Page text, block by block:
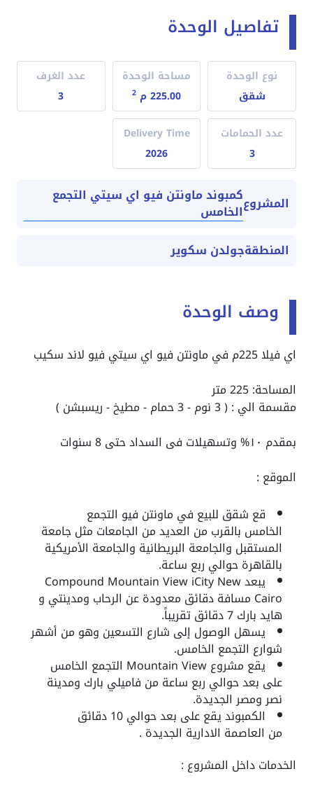
تفاصيل الوحدة
نوع الوحدة
شقق
مساحة الوحدة
225.00 م
2
عدد الغرف
3
عدد الحمامات
3
Delivery Time
2026
المشروعكمبوند ماونتن فيو اي سيتي التجمع
الخامس
المنطقةجولدن سكوير
وصف الوحدة
اي فيلا 225م في ماونتن فيو اي سيتي فيو لاند سكيب
المساحة: 225 متر
مقسمة الي : ( 3 نوم - 3 حمام - مطيخ - ريسبشن )
بمقدم ١٠% وتسهيلات فى السداد حتى 8 سنوات
الموقع :
قع شقق للبيع في ماونتن فيو التجمع
الخامس بالقرب من العديد من الجامعات مثل جامعة
المستقبل والجامعة البريطانية والجامعة الأمريكية
بالقاهرة حوالي ربع ساعة.
يبعد Compound Mountain View iCity New
Cairo مسافة دقائق معدودة عن الرحاب ومدينتي و
هايد بارك 7 دقائق تقريباً.
يسهل الوصول إلى شارع التسعين وهو من أشهر
شوارع التجمع الخامس.
يقع مشروع Mountain View التجمع الخامس
على بعد حوالي ربع ساعة من فاميلي بارك ومدينة
نصر ومصر الجديدة.
الكمبوند يقع على بعد حوالي 10 دقائق
من العاصمة الادارية الجديدة .
الخدمات داخل المشروع :